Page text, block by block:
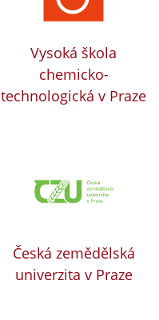
Vysoká škola
chemicko-
technologická v Praze
Česká zemědělská
univerzita v Praze